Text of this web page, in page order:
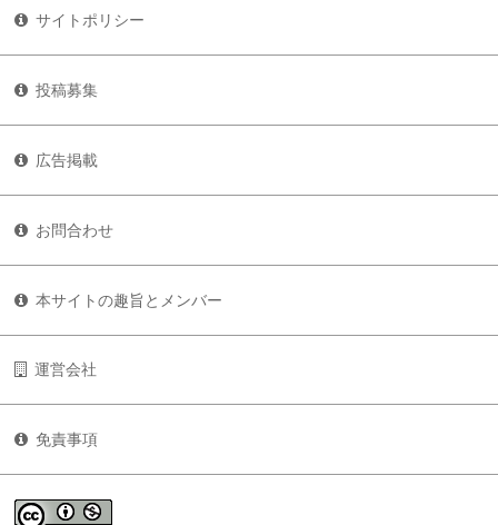
サイトポリシー
投稿募集
広告掲載
お問合わせ
本サイトの趣旨とメンバー
運営会社
免責事項